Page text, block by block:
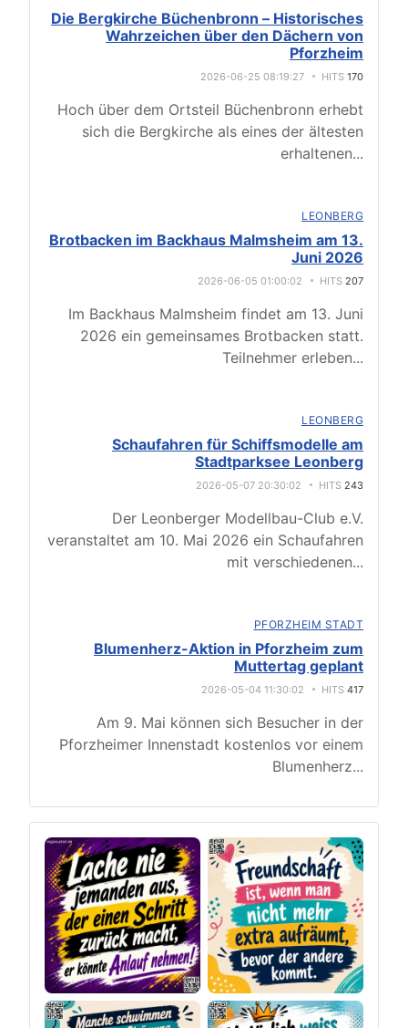
Die Bergkirche Büchenbronn – Historisches
Wahrzeichen über den Dächern von
Pforzheim
2026-06-25 08:19:27 HITS 170
Hoch über dem Ortsteil Büchenbronn erhebt
sich die Bergkirche als eines der ältesten
erhaltenen...
LEONBERG
Brotbacken im Backhaus Malmsheim am 13.
Juni 2026
2026-06-05 01:00:02 HITS 207
Im Backhaus Malmsheim findet am 13. Juni
2026 ein gemeinsames Brotbacken statt.
Teilnehmer erleben...
LEONBERG
Schaufahren für Schiffsmodelle am
Stadtparksee Leonberg
2026-05-07 20:30:02 HITS 243
Der Leonberger Modellbau-Club e.V.
veranstaltet am 10. Mai 2026 ein Schaufahren
mit verschiedenen...
PFORZHEIM STADT
Blumenherz-Aktion in Pforzheim zum
Muttertag geplant
2026-05-04 11:30:02 HITS 417
Am 9. Mai können sich Besucher in der
Pforzheimer Innenstadt kostenlos vor einem
Blumenherz...